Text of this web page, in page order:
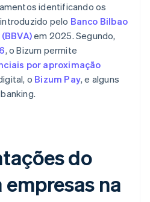
identificando os
pelo Banco Bilbao
em 2025. Segundo,
, o Bizum permite
por aproximação
o Bizum Pay, e alguns
do
na